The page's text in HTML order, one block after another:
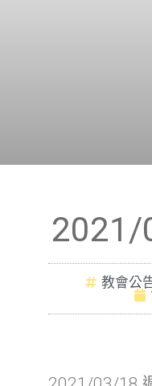
2021/
教會公